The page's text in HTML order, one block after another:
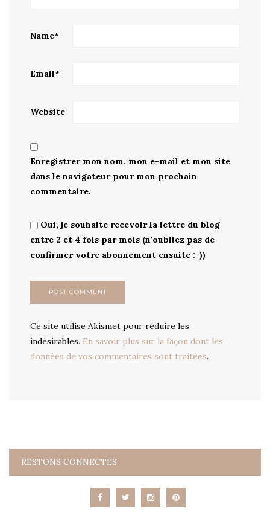
Name*
Email*
Website
Enregistrer mon nom, mon e-mail et mon site
dans le navigateur pour mon prochain
commentaire.
Oui, je souhaite recevoir la lettre du blog
entre 2 et 4 fois par mois (n'oubliez pas de
confirmer votre abonnement ensuite :-))
Ce site utilise Akismet pour réduire les
indésirables. En savoir plus sur la façon dont les
données de vos commentaires sont traitées.
RESTONS CONNECTÉS